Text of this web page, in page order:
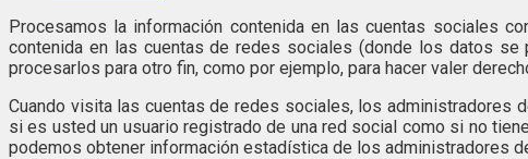
Procesamos la información contenida en las cuentas sociales
contenida en las cuentas de redes sociales (donde los datos
procesarlos para otro fin, como por ejemplo, para hacer valer
Cuando visita las cuentas de redes sociales, los
si es usted un usuario registrado de una red social como si no
podemos obtener información estadística de los administradores